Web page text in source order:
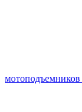
мотоподъемников